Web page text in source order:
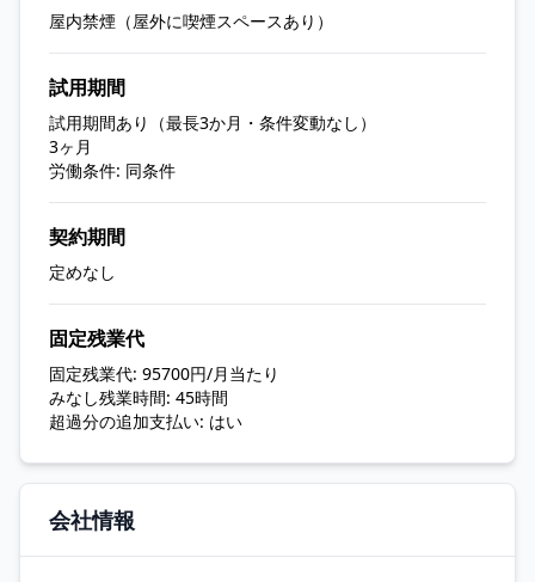
屋内禁煙（屋外に喫煙スペースあり）
試用期間
試用期間あり（最長3か月・条件変動なし）
3ヶ月
労働条件: 同条件
契約期間
定めなし
固定残業代
固定残業代: 95700円/月当たり
みなし残業時間: 45時間
超過分の追加支払い: はい
会社情報